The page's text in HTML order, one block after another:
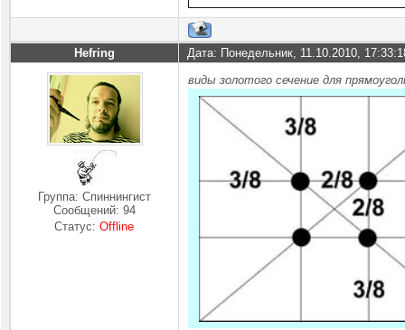
Hefring Дата: Понедельник, 11.10.2010,
Группа: Спиннингист
Сообщений: 94
Статус:Offline
виды золотого сечение для